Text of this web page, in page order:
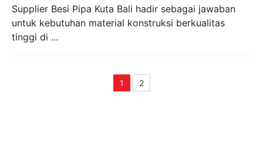
Supplier Besi Pipa Kuta Bali hadir sebagai jawaban
untuk kebutuhan material konstruksi berkualitas
tinggi di ...
Page
1 2